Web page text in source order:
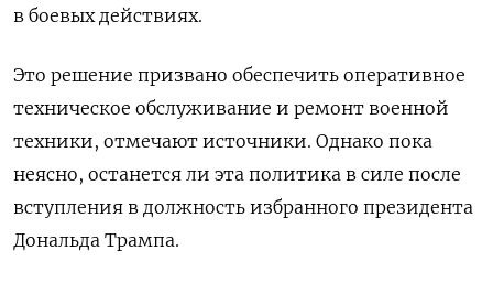
в боевых действиях.
Это решение призвано обеспечить оперативное
техническое обслуживание и ремонт военной
техники, отмечают источники. Однако пока
неясно, останется ли эта политика в силе после
вступления в должность избранного президента
Дональда Трампа.